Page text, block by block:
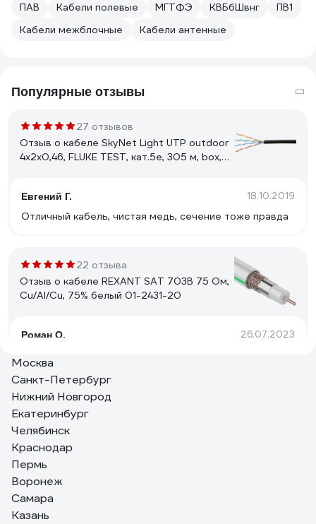
ПАВ
Кабели полевые МГТФЭ КВБбШвнг
ПВ1
Кабели межблочные
Кабели антенные
Популярные отзывы
27 отзывов
Отзыв о кабеле SkyNet Light UTP outdoor
4x2x0,46, FLUKE TEST, кат.5e, 305 м, box,
Евгений Г. 18.10.2019
Отличный кабель, чистая медь, сечение тоже правда
22 отзыва
Отзыв о кабеле REXANT SAT 703B 75 Ом,
Cu/Al/Cu, 75% белый 01-2431-20
Роман О. 26.07.2023
10 отзывов
Отзыв о кабеле КВК-В-2 PROCONNECT
2х0,50кв. мм /CCA/, /96/, 200м., белый 01-
4216
Андрей Ш.
Москва
Санкт-Петербург
Нижний Новгород
Екатеринбург
Челябинск
Краснодар
Пермь
Воронеж
Самара
Казань